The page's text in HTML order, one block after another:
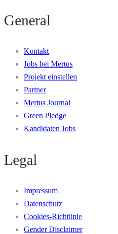
General
Kontakt
Jobs bei Mertus
Projekt einstellen
Partner
Mertus Journal
Green Pledge
Kandidaten Jobs
Legal
Impressum
Datenschutz
Cookies-Richtlinie
Gender Disclaimer